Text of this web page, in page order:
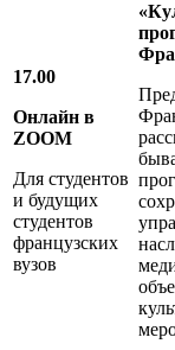
17.00
Онлайн в
ZOOM
Для студентов
и будущих
студентов
французских
вузов